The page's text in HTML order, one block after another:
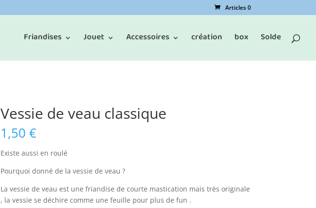
Articles 0
Friandises Jouet Accessoires création box Solde
Vessie de veau classique
1,50 €
Existe aussi en roulé
Pourquoi donné de la vessie de veau ?
La vessie de veau est une friandise de courte mastication mais très originale
, la vessie se déchire comme une feuille pour plus de fun .